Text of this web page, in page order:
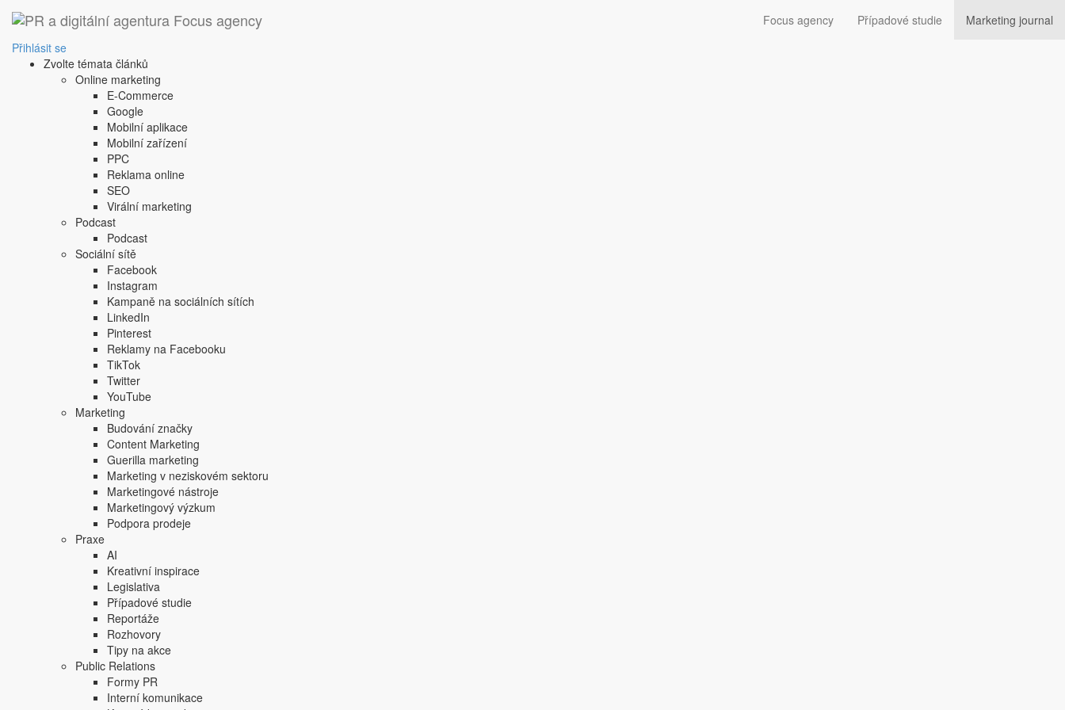
Focus agency Případové studie
Marketing journal
Přihlásit se
Zvolte témata článků
Online marketing
E-Commerce
Google
Mobilní aplikace
Mobilní zařízení
PPC
Reklama online
SEO
Virální marketing
Podcast
Podcast
Sociální sítě
Facebook
Instagram
Kampaně na sociálních sítích
LinkedIn
Pinterest
Reklamy na Facebooku
TikTok
Twitter
YouTube
Marketing
Budování značky
Content Marketing
Guerilla marketing
Marketing v neziskovém sektoru
Marketingové nástroje
Marketingový výzkum
Podpora prodeje
Praxe
AI
Kreativní inspirace
Legislativa
Případové studie
Reportáže
Rozhovory
Tipy na akce
Public Relations
Formy PR
Interní komunikace
Copyright © 2004-2020 Focus Agency, s.r.o. Plné znění licenčních podmínek. ISSN
Jakékoliv publikování, přebírání nebo šíření obsahu je bez písemného souhlasu
Focus Agency, s.r.o. zakázáno.